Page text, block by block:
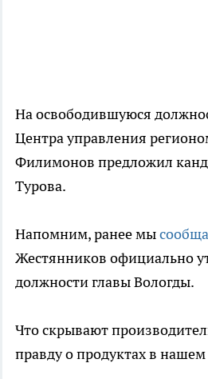
На освободившуюся
Центра управления
Филимонов предложил
Турова.
Напомним, ранее мы
Жестянников официально
должности главы Вологды.
Что скрывают
правду о продуктах в нашем